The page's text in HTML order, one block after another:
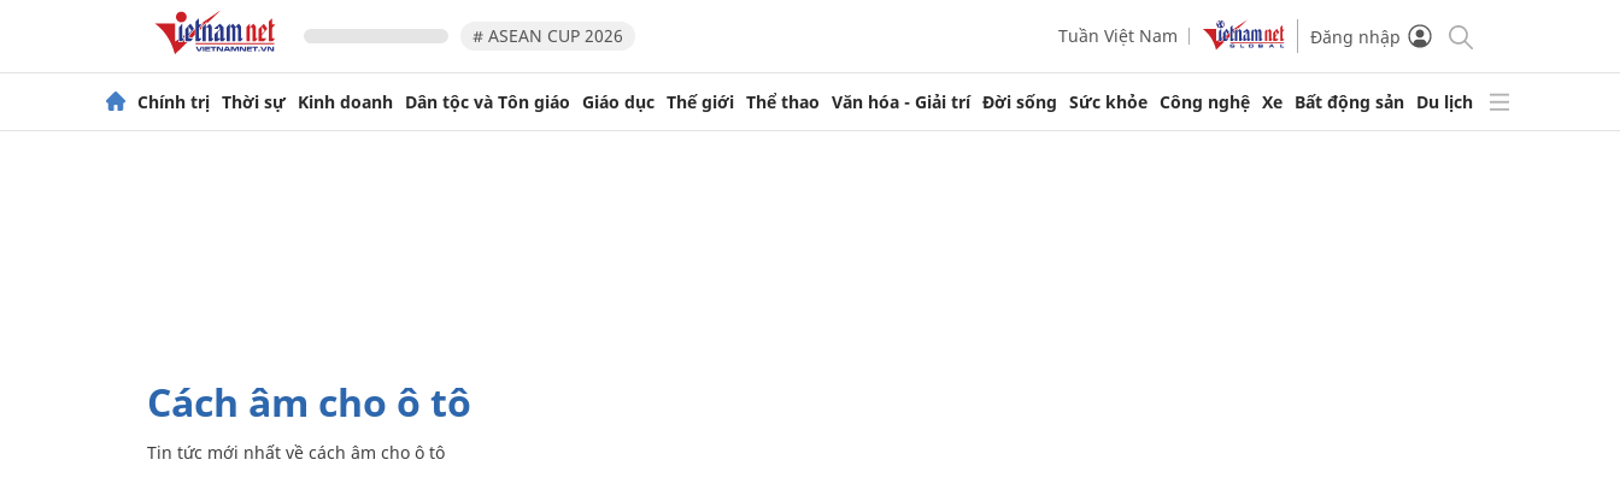
# ASEAN CUP 2026 Tuần Việt Nam Đăng nhập
Chính trị Thời sự Kinh doanh Dân tộc và Tôn giáo Giáo dục Thế giới Thể thao Văn hóa - Giải trí Đời sống Sức khỏe Công nghệ Xe Bất động sản Du lịch
cách âm cho ô tô
Tin tức mới nhất về cách âm cho ô tô